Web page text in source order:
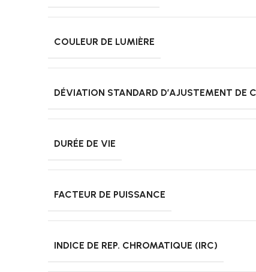
COULEUR DE LUMIÈRE
DÉVIATION STANDARD D’AJUSTEMENT DE
DURÉE DE VIE
FACTEUR DE PUISSANCE
INDICE DE REP. CHROMATIQUE (IRC)